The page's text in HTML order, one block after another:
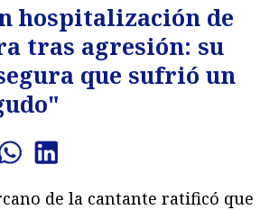
hospitalización de
tras agresión: su
que sufrió un
de la cantante ratificó que